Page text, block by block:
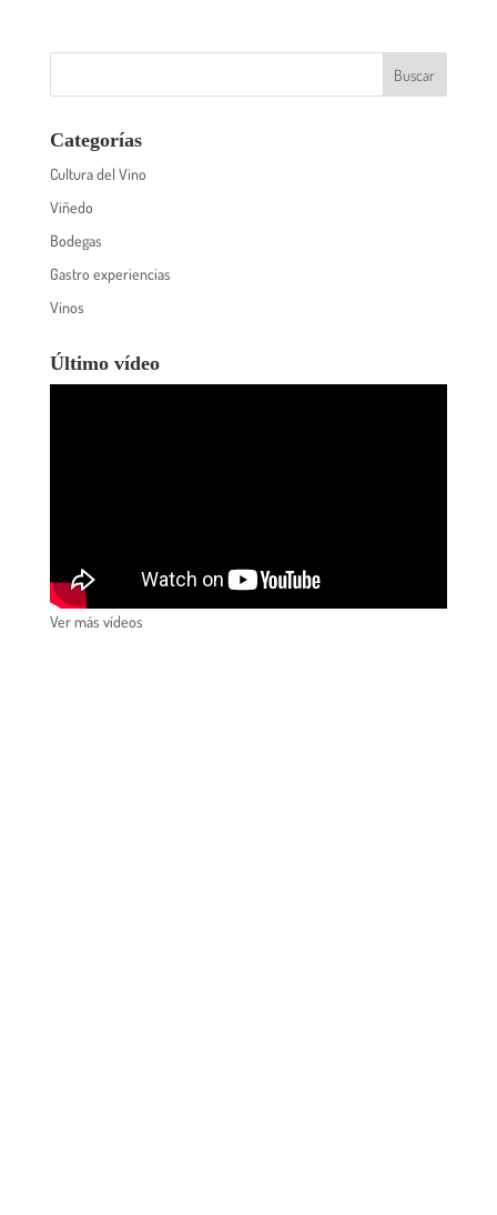
Categorías
Cultura del Vino
Viñedo
Bodegas
Gastro experiencias
Vinos
Último vídeo
Ver más vídeos